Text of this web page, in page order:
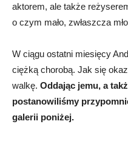
aktorem, ale także
o czym mało, zwłaszcza
W ciągu ostatni miesięcy
ciężką chorobą. Jak się
walkę. Oddając jemu, a
postanowiliśmy
galerii poniżej.